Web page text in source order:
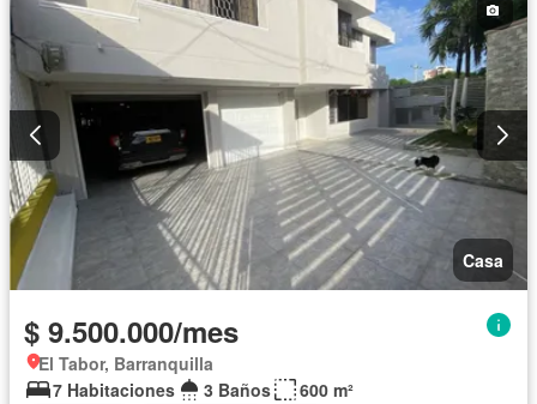
Casa
$ 9.500.000/mes
El Tabor, Barranquilla
7 Habitaciones
3 Baños
600 m²